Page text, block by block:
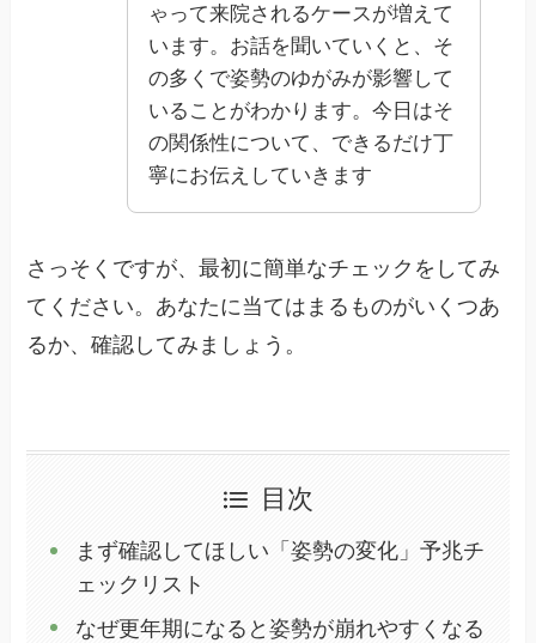
ゃって来院されるケースが増えて
います。お話を聞いていくと、そ
の多くで姿勢のゆがみが影響して
いることがわかります。今日はそ
の関係性について、できるだけ丁
寧にお伝えしていきます
さっそくですが、最初に簡単なチェックをしてみ
てください。あなたに当てはまるものがいくつあ
るか、確認してみましょう。
目次
まず確認してほしい「姿勢の変化」予兆チ
ェックリスト
なぜ更年期になると姿勢が崩れやすくなる